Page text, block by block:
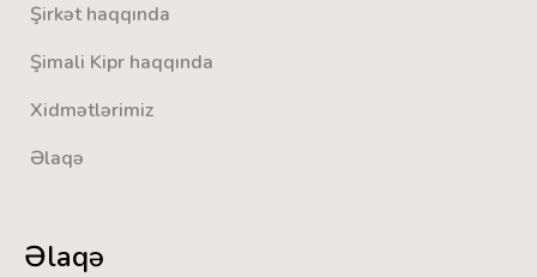
Şirkət haqqında
Şimali Kipr haqqında
Xidmətlərimiz
Əlaqə
Əlaqə